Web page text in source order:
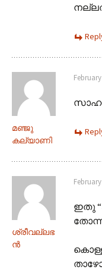
മഞ്ജു
കല്യാണി
ശ്രീവല്ലഭ
ന്‍
ഇതു